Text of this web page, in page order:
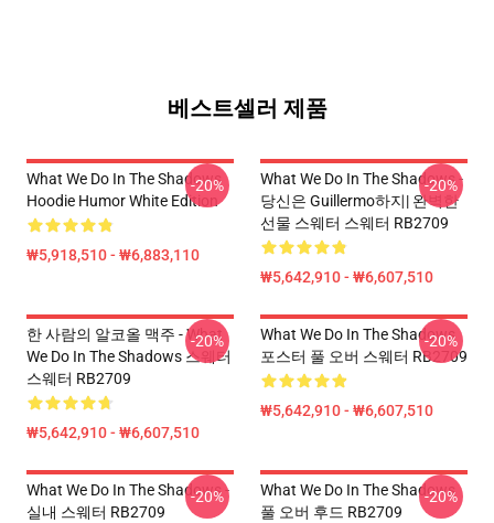
베스트셀러 제품
What We Do In The Shadows
Hoodie Humor White Edition
₩5,918,510 - ₩6,883,110
-20%
What We Do In The Shadows -
당신은 Guillermo하지| 완벽한
선물 스웨터 스웨터 RB2709
₩5,642,910 - ₩6,607,510
-20%
한 사람의 알코올 맥주 - What
We Do In The Shadows 스웨터
스웨터 RB2709
₩5,642,910 - ₩6,607,510
-20%
What We Do In The Shadows
포스터 풀 오버 스웨터 RB2709
₩5,642,910 - ₩6,607,510
-20%
What We Do In The Shadows -
실내 스웨터 RB2709
-20%
What We Do In The Shadows
풀 오버 후드 RB2709
-20%